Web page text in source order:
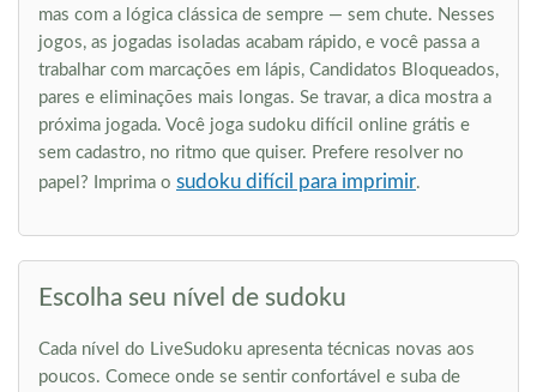
mas com a lógica clássica de sempre — sem chute. Nesses
jogos, as jogadas isoladas acabam rápido, e você passa a
trabalhar com marcações em lápis, Candidatos Bloqueados,
pares e eliminações mais longas. Se travar, a dica mostra a
próxima jogada. Você joga sudoku difícil online grátis e
sem cadastro, no ritmo que quiser. Prefere resolver no
papel? Imprima o sudoku difícil para imprimir.
Escolha seu nível de sudoku
Cada nível do LiveSudoku apresenta técnicas novas aos
poucos. Comece onde se sentir confortável e suba de